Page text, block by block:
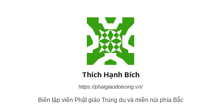
Thích Hạnh Bích
https://phatgiaodoisong.vn/
Biên tập viên Phật giáo Trung du và miền núi phía Bắc